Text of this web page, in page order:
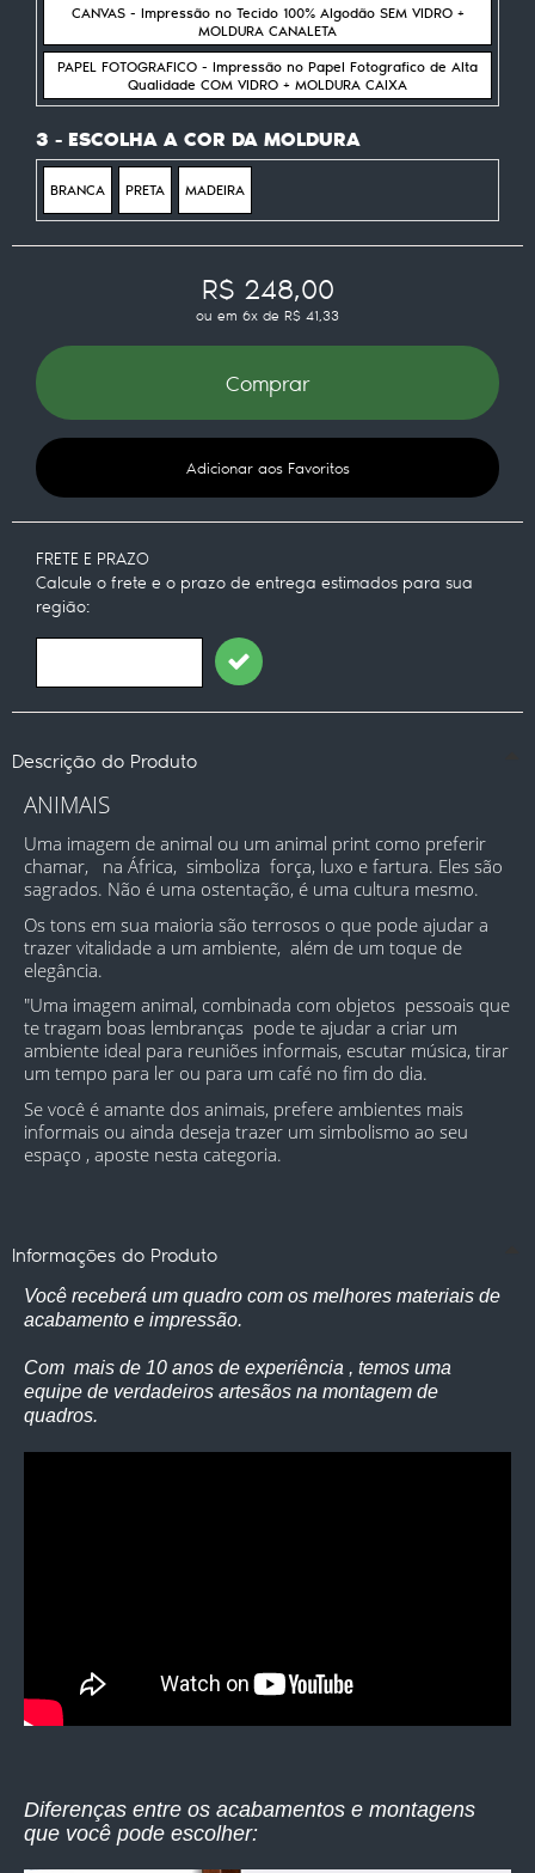
CANVAS - Impressão no Tecido 100% Algodão SEM VIDRO +
MOLDURA CANALETA
PAPEL FOTOGRAFICO - Impressão no Papel Fotografico de Alta
Qualidade COM VIDRO + MOLDURA CAIXA
3 - ESCOLHA A COR DA MOLDURA
BRANCA PRETA MADEIRA
R$ 248,00
ou em 6x de R$ 41,33
Comprar
Adicionar aos Favoritos
FRETE E PRAZO
Calcule o frete e o prazo de entrega estimados para sua
região:
Descrição do Produto
ANIMAIS
Uma imagem de animal ou um animal print como preferir
chamar,   na África,  simboliza  força, luxo e fartura. Eles são
sagrados. Não é uma ostentação, é uma cultura mesmo.
Os tons em sua maioria são terrosos o que pode ajudar a
trazer vitalidade a um ambiente,  além de um toque de
elegância.
"Uma imagem animal, combinada com objetos  pessoais que
te tragam boas lembranças  pode te ajudar a criar um
ambiente ideal para reuniões informais, escutar música, tirar
um tempo para ler ou para um café no fim do dia.
Se você é amante dos animais, prefere ambientes mais
informais ou ainda deseja trazer um simbolismo ao seu
espaço , aposte nesta categoria.
Informações do Produto
Você receberá um quadro com os melhores materiais de
acabamento e impressão.
Com mais de 10 anos de experiência , temos uma
equipe de verdadeiros artesãos na montagem de
quadros.
Diferenças entre os acabamentos e montagens
que você pode escolher: